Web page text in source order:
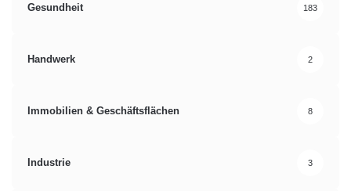
Gesundheit 183
Handwerk 2
Immobilien & Geschäftsflächen 8
Industrie 3